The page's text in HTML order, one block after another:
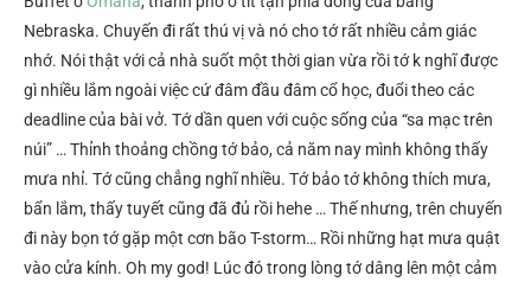
Nebraska. Chuyến đi rất thú vị và nó cho tớ rất nhiều cảm giác
nhớ. Nói thật với cả nhà suốt một thời gian vừa rồi tớ k nghĩ được
gì nhiều lắm ngoài việc cứ đâm đầu đâm cổ học, đuổi theo các
deadline của bài vở. Tớ dần quen với cuộc sống của “sa mạc trên
núi” … Thỉnh thoảng chồng tớ bảo, cả năm nay mình không thấy
mưa nhỉ. Tớ cũng chẳng nghĩ nhiều. Tớ bảo tớ không thích mưa,
bẩn lắm, thấy tuyết cũng đã đủ rồi hehe … Thế nhưng, trên chuyến
đi này bọn tớ gặp một cơn bão T-storm… Rồi những hạt mưa quật
vào cửa kính. Oh my god! Lúc đó trong lòng tớ dâng lên một cảm